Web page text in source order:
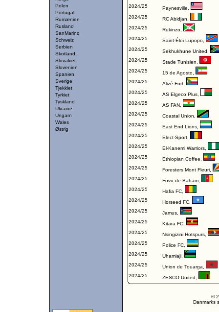
Polen
Portugal
Rumænien
Rusland
SanMarino
Schweiz
Serbien
Skotland
Slovakiet
Slovenien
Spanien
Sverige
Tjekkiet
Tyrkiet
Tyskland
Ukraine
Ungarn
Wales
Østrig
2024/25
Paynesville
2024/25
RC Abidjan
2024/25
Rukinzo
2024/25
Saint-Éloi Lupopo
2024/25
Sekhukhune United
2024/25
Stade Tunisien
2024/25
15 de Agosto
2024/25
Alizé Fort
2024/25
AS Elgeco Plus
2024/25
AS FAN
2024/25
Coastal Union
2024/25
East End Lions
2024/25
Elect-Sport
2024/25
El-Kanemi Warriors
2024/25
Ethiopian Coffee
2024/25
Foresters Mont Fleuri
2024/25
Fovu de Baham
2024/25
Hafia FC
2024/25
Horseed FC
2024/25
Jamus
2024/25
Kitara FC
2024/25
Nsingizini Hotspurs
2024/25
Police FC
2024/25
Uhamiaji
2024/25
Union de Touarga
2024/25
ZESCO United
©
Danmarks